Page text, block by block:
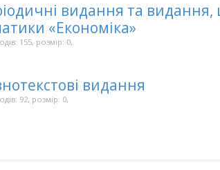
видання та
«Економіка»
155, розмір: 0,
видання
92, розмір: 0,